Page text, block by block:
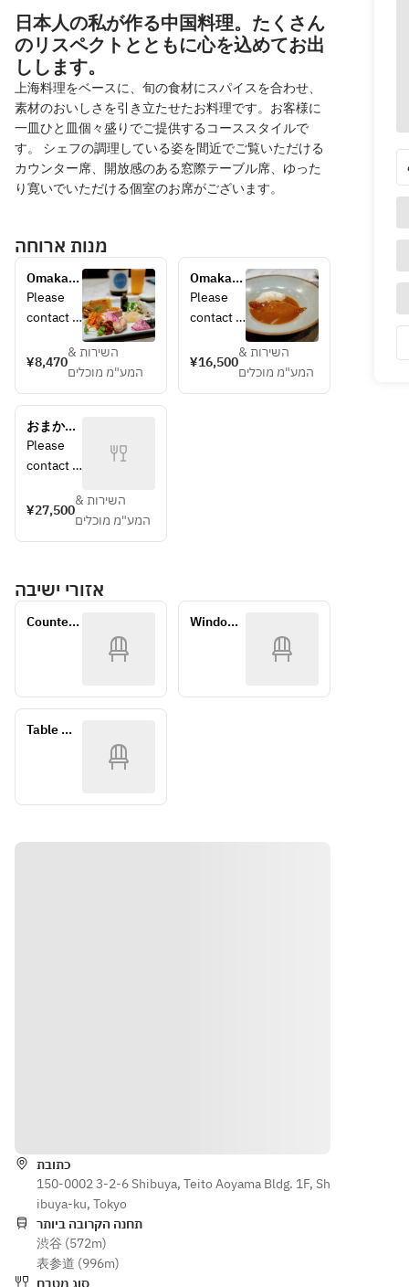
日本人の私が作る中国料理。たくさん
のリスペクトとともに心を込めてお出
しします。
上海料理をベースに、旬の食材にスパイスを合わせ、
素材のおいしさを引き立たせたお料理です。お客様に
一皿ひと皿個々盛りでご提供するコーススタイルで
す。 シェフの調理している姿を間近でご覧いただける
カウンター席、開放感のある窓際テーブル席、ゆった
り寛いでいただける個室のお席がございます。
מנות ארוחה
Omakase
course
①
Please
contact
directly
details
regarding
the
course.
¥8,470
השירות &
המע"מ מוכלים
Omakase
course
②
Please
contact
directly
details
¥16,500
השירות &
המע"מ מוכלים
おまかせ
コース③
Please
contact
directly
details
the
course.
¥27,500
השירות &
המע"מ מוכלים
אזורי ישיבה
Counter
Window
Table
כתובת
150-0002 3-2-6 Shibuya, Teito Aoyama Bldg. 1F, Sh
ibuya-ku, Tokyo
תחנה הקרובה ביותר
渋谷 (572m)
表参道 (996m)
סוג מטבח